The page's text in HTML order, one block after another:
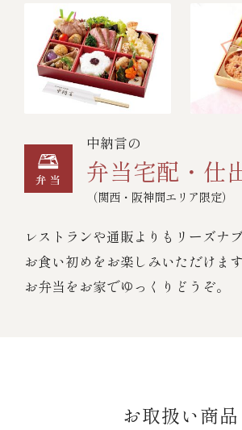
中納言の
弁当宅配・仕
（関西・阪神間エリア限定）
レストランや通販よりもリーズナ
お食い初めをお楽しみいただけま
お弁当をお家でゆっくりどうぞ。
お取扱い商品